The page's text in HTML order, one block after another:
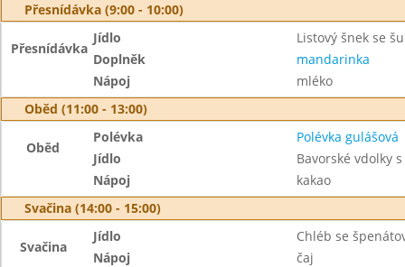
Přesnídávka (9:00 - 10:00)
Přesnídávka
Jídlo
Listový šnek se
Doplněk
mandarinka
Nápoj
mléko
Oběd (11:00 - 13:00)
Oběd
Polévka
Polévka gulášová
Jídlo
Bavorské vdolky
Nápoj
kakao
Svačina (14:00 - 15:00)
Svačina
Jídlo
Chléb se
Nápoj
čaj